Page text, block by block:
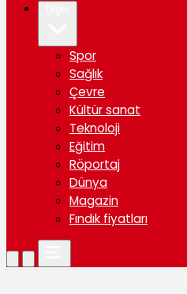
Spor
Sağlık
Çevre
Kültür sanat
Teknoloji
Eğitim
Röportaj
Dünya
Magazin
Fındık fiyatları